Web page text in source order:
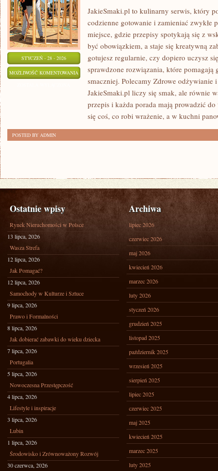
STYCZEŃ - 28 - 2026
MOŻLIWOŚĆ KOMENTOWANIA DANIA
WEGETARIAŃSKIE
WEGAŃSKIE
JakieSmaki.pl to kulinarny serwis, który
codzienne gotowanie i zamieniać zwykłe
miejsce, gdzie przepisy spotykają się z
być obowiązkiem, a staje się kreatywną
gotujesz regularnie, czy dopiero uczysz
sprawdzone rozwiązania, które pomagają
smaczniej. Polecamy Zdrowe odżywianie
JakieSmaki.pl liczy się smak, ale równie
przepis i każda porada mają prowadzić
się coś, co robi wrażenie, a w kuchni
POSTED BY ADMIN
Ostatnie wpisy
Rynek Nieruchomości w Polsce
13 lipca, 2026
Wasza Strefa
12 lipca, 2026
Jak Pomagać?
12 lipca, 2026
Samochody w Kulturze i Sztuce
9 lipca, 2026
Prawo i Formalności
8 lipca, 2026
Jak dobierać zabawki do wieku dziecka
7 lipca, 2026
Portugalia
5 lipca, 2026
Nowoczesna Przestępczość
4 lipca, 2026
Lifestyle i inspiracje
3 lipca, 2026
Lubin
1 lipca, 2026
Środowisko i Zrównoważony Rozwój
30 czerwca, 2026
Archiwa
lipiec 2026
czerwiec 2026
maj 2026
kwiecień 2026
marzec 2026
luty 2026
styczeń 2026
grudzień 2025
listopad 2025
październik 2025
wrzesień 2025
sierpień 2025
lipiec 2025
czerwiec 2025
maj 2025
kwiecień 2025
marzec 2025
luty 2025